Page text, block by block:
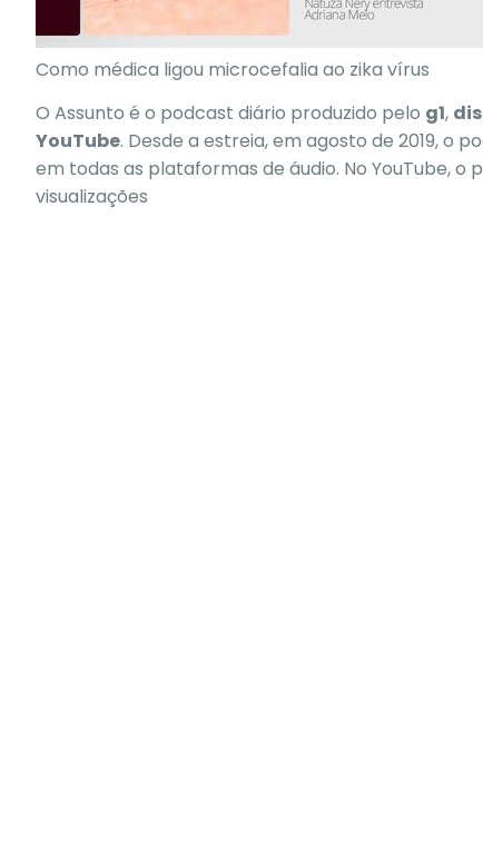
Como médica ligou microcefalia ao zika vírus
O Assunto é o podcast diário produzido pelo g1,
YouTube. Desde a estreia, em agosto de 2019, o
em todas as plataformas de áudio. No YouTube, o
visualizações